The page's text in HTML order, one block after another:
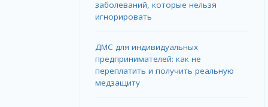
заболеваний, которые нельзя
игнорировать
ДМС для индивидуальных
предпринимателей: как не
переплатить и получить реальную
медзащиту